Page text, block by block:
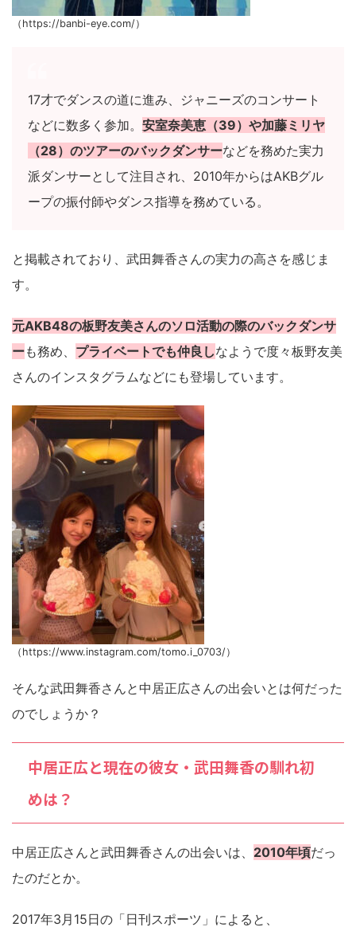
（https://banbi-eye.com/）
17才でダンスの道に進み、ジャニーズのコンサート
などに数多く参加。 安室奈美恵（39）や加藤ミリヤ
（28）のツアーのバックダンサーなどを務めた実力
派ダンサーとして注目され、2010年からはAKBグル
ープの振付師やダンス指導を務めている。
と掲載されており、武田舞香さんの実力の高さを感じま
す。
元AKB48の板野友美さんのソロ活動の際のバックダンサ
ーも務め、 プライベートでも仲良しなようで度々板野友美
さんのインスタグラムなどにも登場しています。
（https://www.instagram.com/tomo.i_0703/）
そんな武田舞香さんと中居正広さんの出会いとは何だった
のでしょうか？
中居正広と現在の彼女・武田舞香の馴れ初
めは？
中居正広さんと武田舞香さんの出会いは、 2010年頃だっ
たのだとか。
2017年3月15日の「日刊スポーツ」によると、